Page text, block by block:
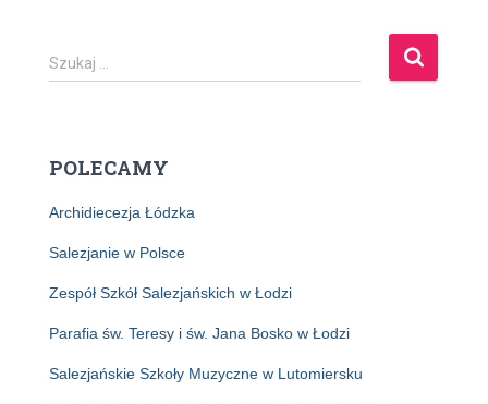
S
z
j
Szukaj …
POLECAMY
Archidiecezja Łódzka
Salezjanie w Polsce
Zespół Szkół Salezjańskich w Łodzi
Parafia św. Teresy i św. Jana Bosko w Łodzi
Salezjańskie Szkoły Muzyczne w Lutomiersku